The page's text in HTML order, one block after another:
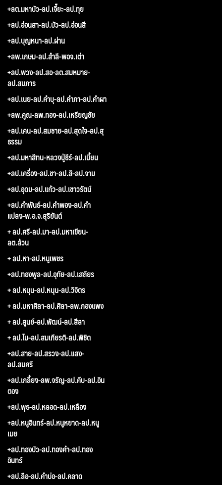
+ลต.มหาบัว-ลป.เจี๊ยะ-ลป.ทุย
+ลป.อ่อนสา-ลป.บัว-ลป.อ่อนสี
+ลป.บุญหนา-ลป.ผ่าน
+ลพ.เกษม-ลป.สำลี-พอจ.เต่า
+ลป.พวง-ลป.สอ-ลต.สมหมาย-
ลป.สมภาร
+ลป.เนย-ลป.คำบุ-ลป.คำภา-ลป.คำผา
+ลพ.คูณ-ลพ.ทอง-ลป.เหรียญชัย
+ลป.เคน-ลป.สมชาย-ลป.สุดใจ-ลป.สุ
ธรรม
+ลป.มหาสีทน-หลวงปู่ธีร์-ลป.เมี้ยน
+ลป.เครื่อง-ลป.ชา-ลป.สี-ลป.จาม
+ลป.อุดม-ลป.แก้ว-ลป.เชาวรัตน์
+ลป.คำพันธ์-ลป.คำพอง-ลป.คำ
แปลง-พ.อ.จ.สุริยันต์
+ ลป.ศรี-ลป.มา-ลป.มหาเขียน-
ลต.ล้วน
+ ลป.หา-ลป.หนูเพชร
+ลป.ทองพูล-ลป.อุทัย-ลป.เสถียร
+ ลป.หมุน-ลป.หนุน-ลป.วิจิตร
+ ลป.มหาศิลา-ลป.ศิลา-ลพ.กองแพง
+ ลป.สูนย์-ลป.พัฒน์-ลป.สีลา
+ ลป.ไม-ลป.สมเกียรติ-ลป.พิชิต
+ลป.สาย-ลป.สรวง-ลป.แสง-
ลป.สมศรี
+ลป.เกลี้ยง-ลพ.จรัญ-ลป.คีบ-ลป.อิน
ตอง
+ลป.พุธ-ลป.หลอด-ลป.เหลือง
+ลป.หนูอินทร์-ลป.หนูหยาด-ลป.หนู
เมย
+ลป.ทองบัว-ลป.ทองคำ-ลป.ทอง
อินทร์
+ลป.ลือ-ลป.คำบ่อ-ลป.คลาด